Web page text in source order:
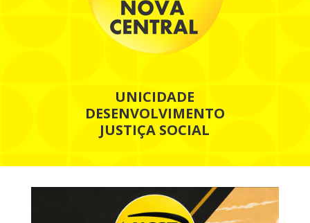
UNICIDADE
DESENVOLVIMENTO
JUSTIÇA SOCIAL